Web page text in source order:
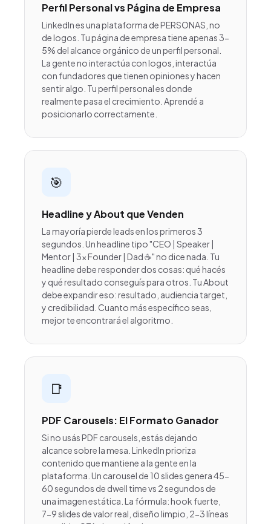
Perfil Personal vs Página de Empresa
LinkedIn es una plataforma de PERSONAS, no
de logos. Tu página de empresa tiene apenas 3-
5% del alcance orgánico de un perfil personal.
La gente no interactúa con logos, interactúa
con fundadores que tienen opiniones y hacen
sentir algo. Tu perfil personal es donde
realmente pasa el crecimiento. Aprendé a
posicionarlo correctamente.
🎯
Headline y About que Venden
La mayoría pierde leads en los primeros 3
segundos. Un headline tipo "CEO | Speaker |
Mentor | 3x Founder | Dad ☕" no dice nada. Tu
headline debe responder dos cosas: qué hacés
y qué resultado conseguís para otros. Tu About
debe expandir eso: resultado, audiencia target,
y credibilidad. Cuanto más específico seas,
mejor te encontrará el algoritmo.
📑
PDF Carousels: El Formato Ganador
Si no usás PDF carousels, estás dejando
alcance sobre la mesa. LinkedIn prioriza
contenido que mantiene a la gente en la
plataforma. Un carousel de 10 slides genera 45-
60 segundos de dwell time vs 2 segundos de
una imagen estática. La fórmula: hook fuerte,
7-9 slides de valor real, diseño limpio, 2-3 líneas